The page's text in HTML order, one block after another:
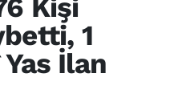
Kişi
1
İlan
Servisi